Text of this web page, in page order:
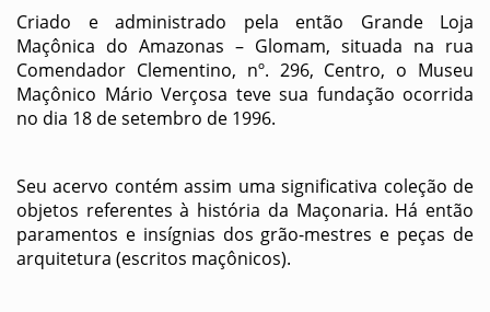
Criado e administrado pela então Grande Loja
Maçônica do Amazonas – Glomam, situada na rua
Comendador Clementino, nº. 296, Centro, o Museu
Maçônico Mário Verçosa teve sua fundação ocorrida
no dia 18 de setembro de 1996.
Seu acervo contém assim uma significativa coleção de
objetos referentes à história da Maçonaria. Há então
paramentos e insígnias dos grão-mestres e peças de
arquitetura (escritos maçônicos).